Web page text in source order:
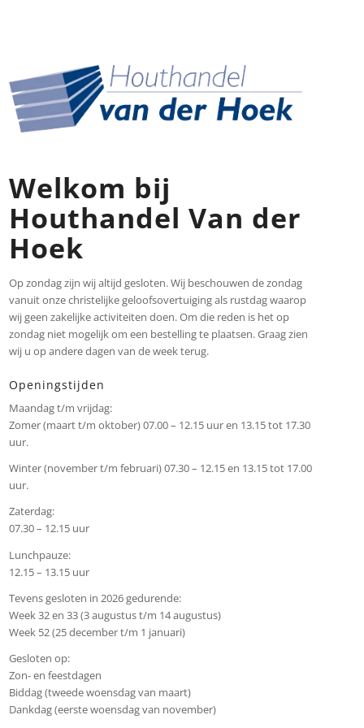
Welkom bij
Houthandel Van der
Hoek
Op zondag zijn wij altijd gesloten. Wij beschouwen de zondag
vanuit onze christelijke geloofsovertuiging als rustdag waarop
wij geen zakelijke activiteiten doen. Om die reden is het op
zondag niet mogelijk om een bestelling te plaatsen. Graag zien
wij u op andere dagen van de week terug.
Openingstijden
Maandag t/m vrijdag:
Zomer (maart t/m oktober) 07.00 – 12.15 uur en 13.15 tot 17.30
uur.
Winter (november t/m februari) 07.30 – 12.15 en 13.15 tot 17.00
uur.
Zaterdag:
07.30 – 12.15 uur
Lunchpauze:
12.15 – 13.15 uur
Tevens gesloten in 2026 gedurende:
Week 32 en 33 (3 augustus t/m 14 augustus)
Week 52 (25 december t/m 1 januari)
Gesloten op:
Zon- en feestdagen
Biddag (tweede woensdag van maart)
Dankdag (eerste woensdag van november)